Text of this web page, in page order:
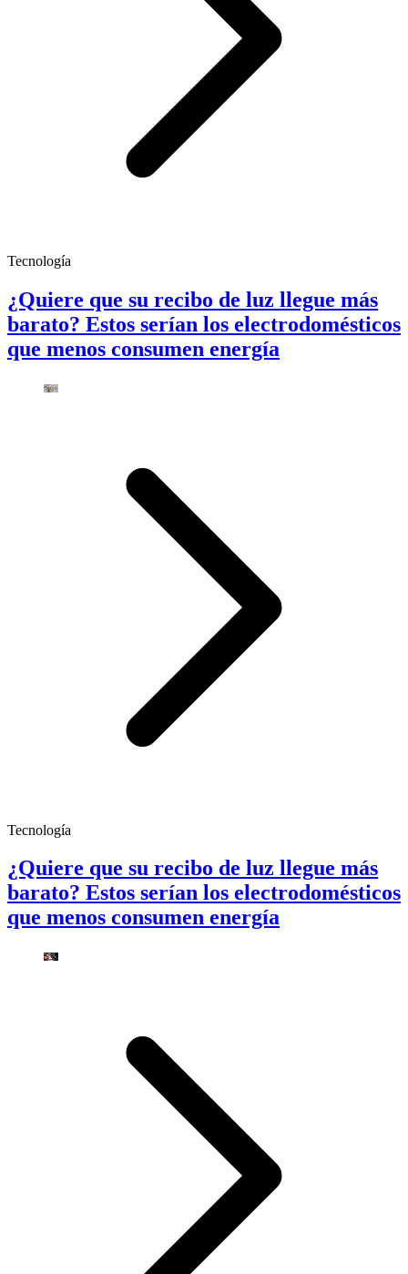
Tecnología
¿Quiere que su recibo de luz llegue más
barato? Estos serían los electrodomésticos
que menos consumen energía
Tecnología
¿Quiere que su recibo de luz llegue más
barato? Estos serían los electrodomésticos
que menos consumen energía